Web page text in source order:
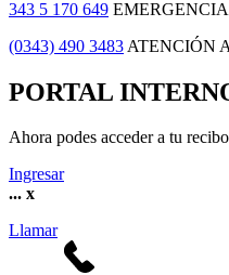
343 5 170 649
(0343) 490 3483 ATENCIÓN
PORTAL
Ahora podes acceder a tu
Ingresar
... x
Llamar